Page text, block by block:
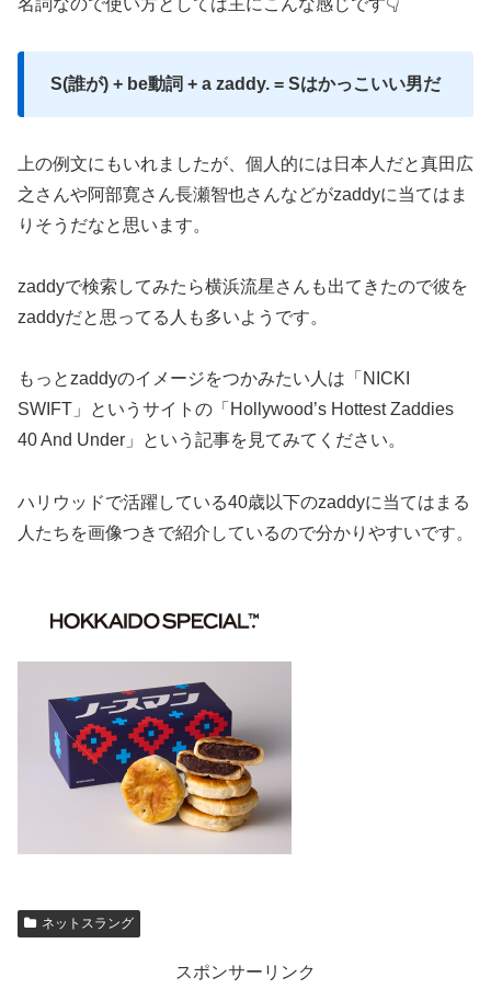
名詞なので使い方としては主にこんな感じです👇
S(誰が) + be動詞 + a zaddy. = Sはかっこいい男だ
上の例文にもいれましたが、個人的には日本人だと真田広
之さんや阿部寛さん長瀬智也さんなどがzaddyに当てはま
りそうだなと思います。
zaddyで検索してみたら横浜流星さんも出てきたので彼を
zaddyだと思ってる人も多いようです。
もっとzaddyのイメージをつかみたい人は「NICKI
SWIFT」というサイトの「Hollywood’s Hottest Zaddies
40 And Under」という記事を見てみてください。
ハリウッドで活躍している40歳以下のzaddyに当てはまる
人たちを画像つきで紹介しているので分かりやすいです。
ネットスラング
スポンサーリンク